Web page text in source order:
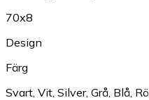
70x8
Design
Färg
Svart Vit Silver, Grå Blå